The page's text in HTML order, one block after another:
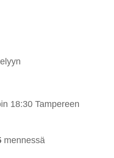
18:30 Tampereen
mennessä